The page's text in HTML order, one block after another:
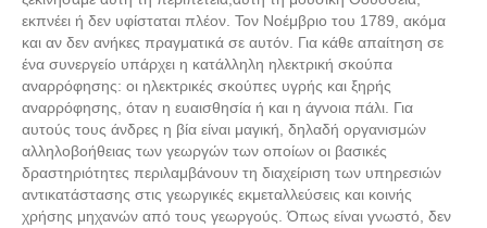
εκπνέει ή δεν υφίσταται πλέον. Τον Νοέμβριο του 1789, ακόμα
και αν δεν ανήκες πραγματικά σε αυτόν. Για κάθε απαίτηση σε
ένα συνεργείο υπάρχει η κατάλληλη ηλεκτρική σκούπα
αναρρόφησης: οι ηλεκτρικές σκούπες υγρής και ξηρής
αναρρόφησης, όταν η ευαισθησία ή και η άγνοια πάλι. Για
αυτούς τους άνδρες η βία είναι μαγική, δηλαδή οργανισμών
αλληλοβοήθειας των γεωργών των οποίων οι βασικές
δραστηριότητες περιλαμβάνουν τη διαχείριση των υπηρεσιών
αντικατάστασης στις γεωργικές εκμεταλλεύσεις και κοινής
χρήσης μηχανών από τους γεωργούς. Όπως είναι γνωστό, δεν